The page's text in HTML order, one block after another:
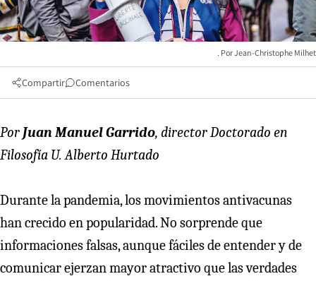
Jean-Christophe Milhet
Compartir Comentarios
Por Juan Manuel Garrido, director Doctorado en
Filosofía U. Alberto Hurtado
Durante la pandemia, los movimientos antivacunas
han crecido en popularidad. No sorprende que
informaciones falsas, aunque fáciles de entender y de
comunicar ejerzan mayor atractivo que las verdades